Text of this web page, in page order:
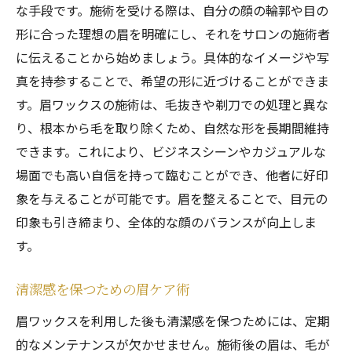
な手段です。施術を受ける際は、自分の顔の輪郭や目の
形に合った理想の眉を明確にし、それをサロンの施術者
に伝えることから始めましょう。具体的なイメージや写
真を持参することで、希望の形に近づけることができま
す。眉ワックスの施術は、毛抜きや剃刀での処理と異な
り、根本から毛を取り除くため、自然な形を長期間維持
できます。これにより、ビジネスシーンやカジュアルな
場面でも高い自信を持って臨むことができ、他者に好印
象を与えることが可能です。眉を整えることで、目元の
印象も引き締まり、全体的な顔のバランスが向上しま
す。
清潔感を保つための眉ケア術
眉ワックスを利用した後も清潔感を保つためには、定期
的なメンテナンスが欠かせません。施術後の眉は、毛が